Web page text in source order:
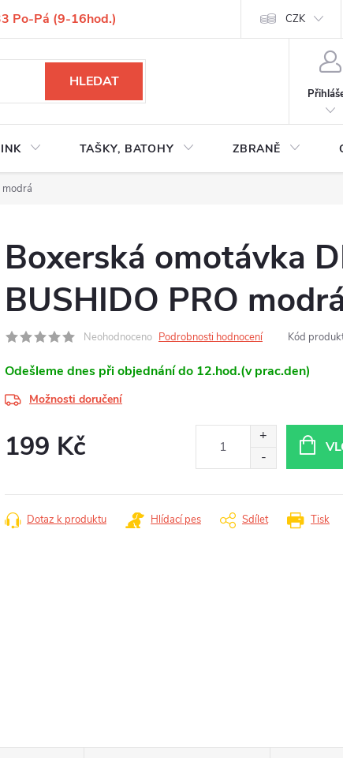
Po-Pá (9-16hod.)
ZBOŽÍ ODSTOUPENÍ OD KUPNÍ SMLOUVY OCHRANA
CZK
HLEDAT
TAŠKY, BATOHY ZBRANĚ
modrá
Boxerská omotávka
BUSHIDO PRO modrá
Neohodnoceno Podrobnosti hodnocení Kód
Odešleme dnes při objednání do 12.hod.(v prac.den)
Možnosti doručení
199 Kč
Tisk
Dotaz k produktu Hlídací pes Sdílet